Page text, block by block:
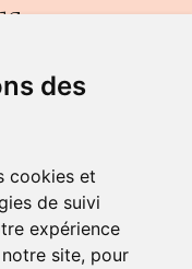
des
cookies et
de suivi
expérience
site, pour
à 18h